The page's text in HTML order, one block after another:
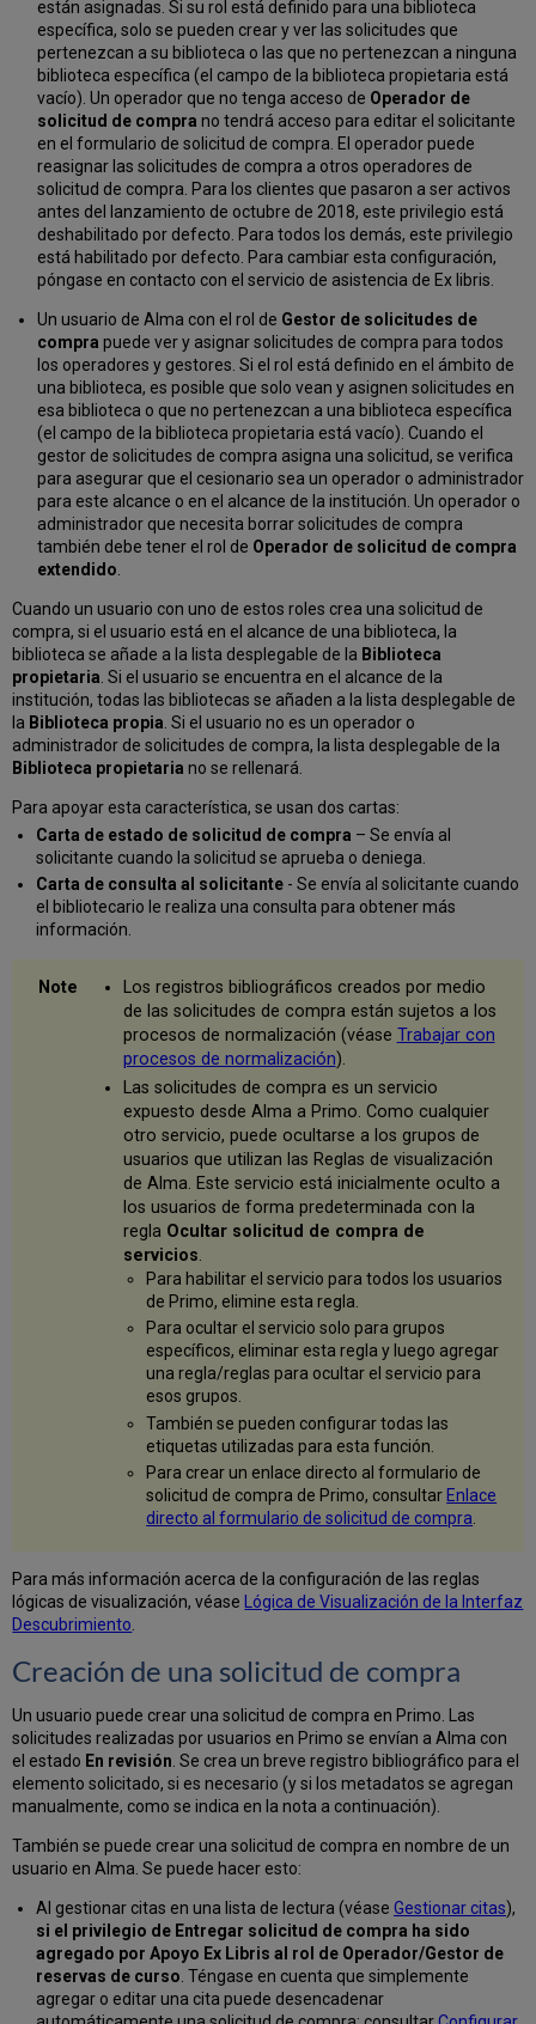
están asignadas. Si su rol está definido para una biblioteca
específica, solo se pueden crear y ver las solicitudes que
pertenezcan a su biblioteca o las que no pertenezcan a ninguna
biblioteca específica (el campo de la biblioteca propietaria está
vacío). Un operador que no tenga acceso de Operador de
solicitud de compra no tendrá acceso para editar el solicitante
en el formulario de solicitud de compra. El operador puede
reasignar las solicitudes de compra a otros operadores de
solicitud de compra. Para los clientes que pasaron a ser activos
antes del lanzamiento de octubre de 2018, este privilegio está
deshabilitado por defecto. Para todos los demás, este privilegio
está habilitado por defecto. Para cambiar esta configuración,
póngase en contacto con el servicio de asistencia de Ex libris.
Un usuario de Alma con el rol de Gestor de solicitudes de
compra puede ver y asignar solicitudes de compra para todos
los operadores y gestores. Si el rol está definido en el ámbito de
una biblioteca, es posible que solo vean y asignen solicitudes en
esa biblioteca o que no pertenezcan a una biblioteca específica
(el campo de la biblioteca propietaria está vacío). Cuando el
gestor de solicitudes de compra asigna una solicitud, se verifica
para asegurar que el cesionario sea un operador o administrador
para este alcance o en el alcance de la institución. Un operador o
administrador que necesita borrar solicitudes de compra
también debe tener el rol de Operador de solicitud de compra
extendido
Cuando un usuario con uno de estos roles crea una solicitud de
compra, si el usuario está en el alcance de una biblioteca, la
biblioteca se añade a la lista desplegable de la Biblioteca
propietaria . Si el usuario se encuentra en el alcance de la
institución, todas las bibliotecas se añaden a la lista desplegable de
la Biblioteca propia . Si el usuario no es un operador o
administrador de solicitudes de compra, la lista desplegable de la
Biblioteca propietaria no se rellenará.
Para apoyar esta característica, se usan dos cartas:
Carta de estado de solicitud de compra – Se envía al
solicitante cuando la solicitud se aprueba o deniega.
Carta de consulta al solicitante- Se envía al solicitante cuando
el bibliotecario le realiza una consulta para obtener más
información.
Los registros bibliográficos creados por medio
de las solicitudes de compra están sujetos a los
procesos de normalización (véase Trabajar con
procesos de normalización).
Las solicitudes de compra es un servicio
expuesto desde Alma a Primo. Como cualquier
otro servicio, puede ocultarse a los grupos de
usuarios que utilizan las Reglas de visualización
de Alma. Este servicio está inicialmente oculto a
los usuarios de forma predeterminada con la
regla Ocultar solicitud de compra de
servicios.
Para habilitar el servicio para todos los usuarios
de Primo, elimine esta regla.
Para ocultar el servicio solo para grupos
específicos, eliminar esta regla y luego agregar
una regla/reglas para ocultar el servicio para
esos grupos.
También se pueden configurar todas las
etiquetas utilizadas para esta función.
Para crear un enlace directo al formulario de
solicitud de compra de Primo, consultar Enlace
directo al formulario de solicitud de compra
Para más información acerca de la configuración de las reglas
lógicas de visualización, véase Lógica de Visualización de la Interfaz
Descubrimiento.
Creación de una solicitud de compra
Un usuario puede crear una solicitud de compra en Primo. Las
solicitudes realizadas por usuarios en Primo se envían a Alma con
el estado En revisión. Se crea un breve registro bibliográfico para el
elemento solicitado, si es necesario (y si los metadatos se agregan
manualmente, como se indica en la nota a continuación).
También se puede crear una solicitud de compra en nombre de un
usuario en Alma. Se puede hacer esto:
Al gestionar citas en una lista de lectura (véase Gestionar citas),
si el privilegio de Entregar solicitud de compra ha sido
agregado por Apoyo Ex Libris al rol de Operador/Gestor de
reservas de curso. Téngase en cuenta que simplemente
agregar o editar una cita puede desencadenar